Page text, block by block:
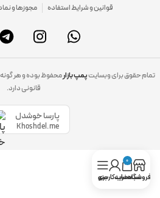
قوانین و شرایط استفاده مجوزها و
تمام حقوق برای وبسایتپمپ بازارمحفوظ بوده و هر گونه
قانونی دارد.
پارسا خوشدل
Khoshdel.me
فروشگاه
0
سبد خرید
حساب کاربری
منو